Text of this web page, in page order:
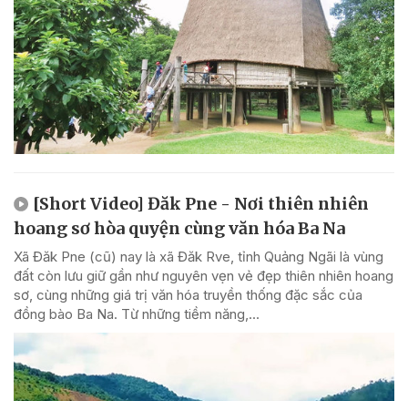
[Short Video] Đăk Pne - Nơi thiên nhiên
hoang sơ hòa quyện cùng văn hóa Ba Na
Xã Đăk Pne (cũ) nay là xã Đăk Rve, tỉnh Quảng Ngãi là vùng
đất còn lưu giữ gần như nguyên vẹn vẻ đẹp thiên nhiên hoang
sơ, cùng những giá trị văn hóa truyền thống đặc sắc của
đồng bào Ba Na. Từ những tiềm năng,...